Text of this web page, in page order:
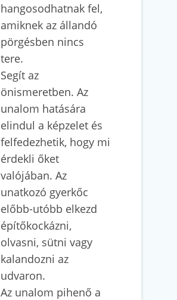
hangosodhatnak fel,
amiknek az állandó
pörgésben nincs
tere.
Segít az
önismeretben. Az
unalom hatására
elindul a képzelet és
felfedezhetik, hogy mi
érdekli őket
valójában. Az
unatkozó gyerkőc
előbb-utóbb elkezd
építőkockázni,
olvasni, sütni vagy
kalandozni az
udvaron.
Az unalom pihenő a